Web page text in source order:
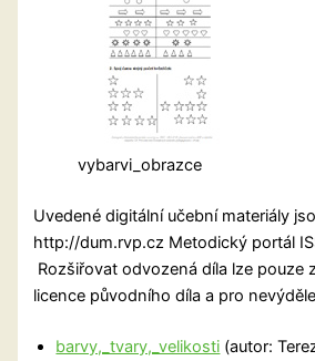
vybarvi_obrazce
Uvedené digitální učební materiály
http://dum.rvp.cz Metodický portál
Rozšiřovat odvozená díla lze pouze
licence původního díla a pro
barvy,_tvary,_velikosti (autor: